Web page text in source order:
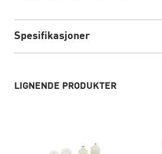
Spesifikasjoner
LIGNENDE PRODUKTER